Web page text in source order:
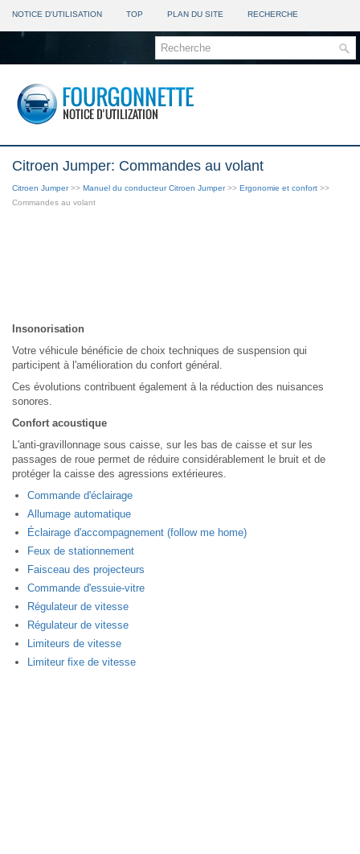
NOTICE D'UTILISATION TOP PLAN DU SITE RECHERCHE
Citroen Jumper: Commandes au volant
Citroen Jumper>> Manuel du conducteur Citroen Jumper>> Ergonomie et confort >>
Commandes au volant
Insonorisation
Votre véhicule bénéficie de choix techniques de suspension qui
participent à l'amélioration du confort général.
Ces évolutions contribuent également à la réduction des nuisances
sonores.
Confort acoustique
L'anti-gravillonnage sous caisse, sur les bas de caisse et sur les
passages de roue permet de réduire considérablement le bruit et de
protéger la caisse des agressions extérieures.
Commande d'éclairage
Allumage automatique
Éclairage d'accompagnement (follow me home)
Feux de stationnement
Faisceau des projecteurs
Commande d'essuie-vitre
Régulateur de vitesse
Régulateur de vitesse
Limiteurs de vitesse
Limiteur fixe de vitesse